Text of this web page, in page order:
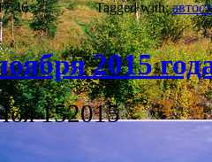
Tagged with:
2015
152015